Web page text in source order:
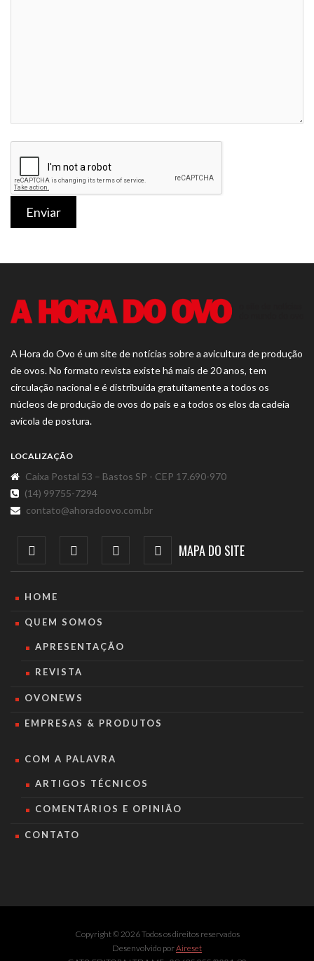
Enviar
A Hora do Ovo é um site de notícias sobre a avicultura de produção
de ovos. No formato revista existe há mais de 20 anos, tem
circulação nacional e é distribuída gratuitamente a todos os
núcleos de produção de ovos do país e a todos os elos da cadeia
avícola de postura.
LOCALIZAÇÃO
Caixa Postal 53 – Bastos SP - CEP 17.690-970
(14) 99755-7294
contato@ahoradoovo.com.br
MAPA DO SITE
HOME
QUEM SOMOS
APRESENTAÇÃO
REVISTA
OVONEWS
EMPRESAS & PRODUTOS
COM A PALAVRA
ARTIGOS TÉCNICOS
COMENTÁRIOS E OPINIÃO
CONTATO
Copyright © 2026 Todos os direitos reservados
Desenvolvido porAireset